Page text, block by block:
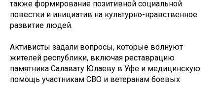
также формирование позитивной социальной
повестки и инициатив на культурно-нравственное
развитие людей.
Активисты задали вопросы, которые волнуют
жителей республики, включая реставрацию
памятника Салавату Юлаеву в Уфе и медицинскую
помощь участникам СВО и ветеранам боевых